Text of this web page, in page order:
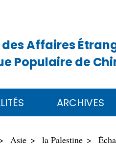
Affaires
Populaire de
ARCHIVES
Asie la Palestine